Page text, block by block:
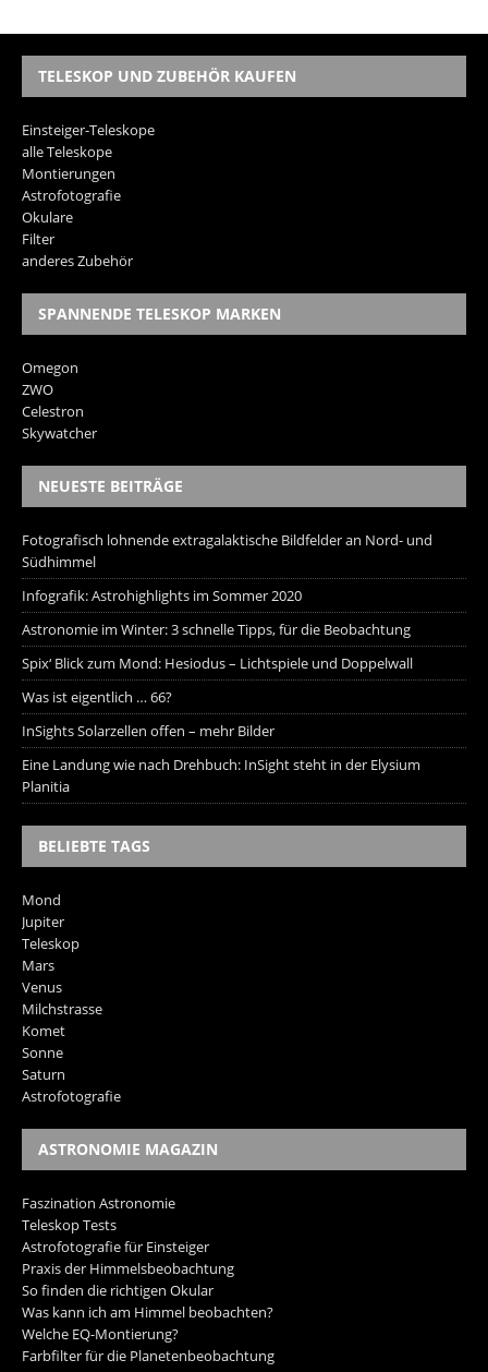
TELESKOP UND ZUBEHÖR KAUFEN
Einsteiger-Teleskope
alle Teleskope
Montierungen
Astrofotografie
Okulare
Filter
anderes Zubehör
SPANNENDE TELESKOP MARKEN
Omegon
ZWO
Celestron
Skywatcher
NEUESTE BEITRÄGE
Fotografisch lohnende extragalaktische Bildfelder an Nord- und
Südhimmel
Infografik: Astrohighlights im Sommer 2020
Astronomie im Winter: 3 schnelle Tipps, für die Beobachtung
Spix‘ Blick zum Mond: Hesiodus – Lichtspiele und Doppelwall
Was ist eigentlich … 66?
InSights Solarzellen offen – mehr Bilder
Eine Landung wie nach Drehbuch: InSight steht in der Elysium
Planitia
BELIEBTE TAGS
Mond
Jupiter
Teleskop
Mars
Venus
Milchstrasse
Komet
Sonne
Saturn
Astrofotografie
ASTRONOMIE MAGAZIN
Faszination Astronomie
Teleskop Tests
Astrofotografie für Einsteiger
Praxis der Himmelsbeobachtung
So finden die richtigen Okular
Was kann ich am Himmel beobachten?
Welche EQ-Montierung?
Farbfilter für die Planetenbeobachtung